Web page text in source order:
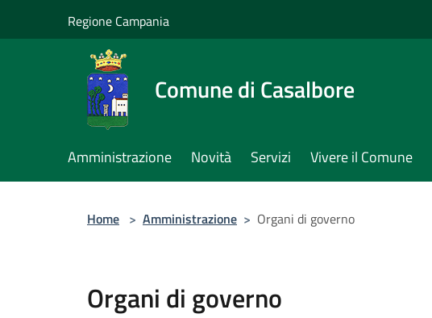
Regione Campania
Comune di Casalbore
Amministrazione Novità Servizi Vivere il Comune
Home > Amministrazione > Organi di governo
Organi di governo